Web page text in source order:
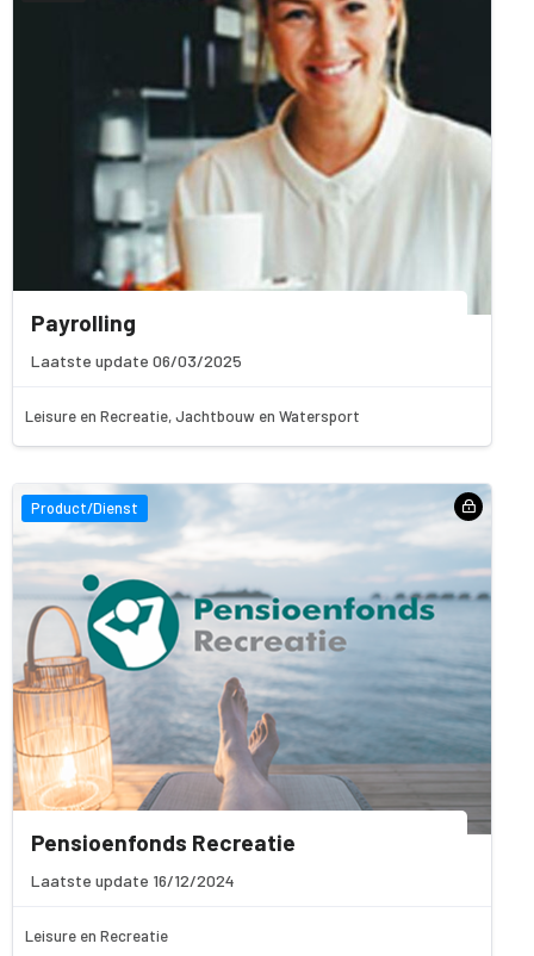
Payrolling
Laatste update 06/03/2025
Leisure en Recreatie, Jachtbouw en Watersport
Product/Dienst
Pensioenfonds Recreatie
Laatste update 16/12/2024
Leisure en Recreatie